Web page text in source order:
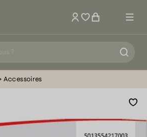
Mon compte
Accessoires